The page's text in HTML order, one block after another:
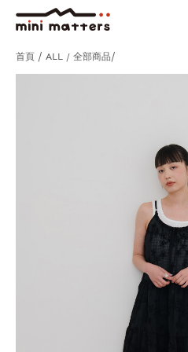
首頁 ALL / 全部商品